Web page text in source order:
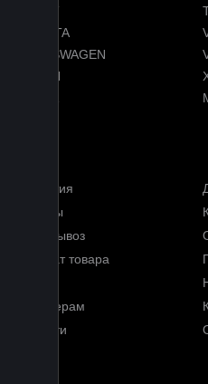
TENET
TOYOTA
VOLKSWAGEN
VOYAH
Гарантия
Отзывы
Самовывоз
Возврат товара
Партнерам
Новости